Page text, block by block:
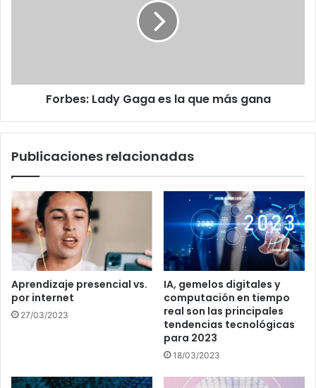
Forbes: Lady Gaga es la que más gana
Publicaciones relacionadas
Aprendizaje presencial vs.
por internet
27/03/2023
IA, gemelos digitales y
computación en tiempo
real son las principales
tendencias tecnológicas
para 2023
18/03/2023